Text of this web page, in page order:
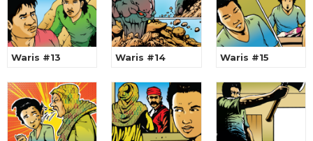
Waris #13 Waris #14 Waris #15